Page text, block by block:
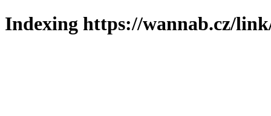
Indexing https://wannab.cz/